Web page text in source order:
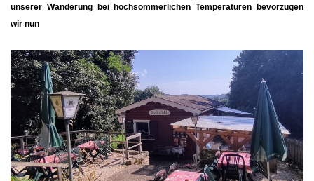
unserer Wanderung bei hochsommerlichen Temperaturen bevorzugen
wir nun